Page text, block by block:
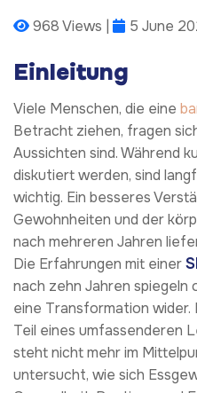
968 Views | 5 June
Einleitung
Viele Menschen, die eine
Betracht ziehen, fragen
Aussichten sind. Während
diskutiert werden, sind
wichtig. Ein besseres
Gewohnheiten und der
nach mehreren Jahren
Die Erfahrungen mit einer
nach zehn Jahren spiegeln
eine Transformation wider.
Teil eines umfassenderen
steht nicht mehr im
untersucht, wie sich